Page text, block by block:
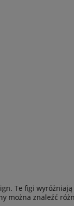
Te figi wyróżniają
można znaleźć